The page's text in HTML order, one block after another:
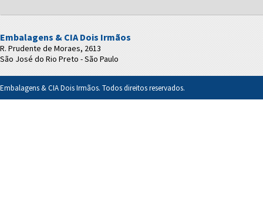
Embalagens & CIA Dois Irmãos
R. Prudente de Moraes, 2613
São José do Rio Preto - São Paulo
Embalagens & CIA Dois Irmãos. Todos direitos reservados.